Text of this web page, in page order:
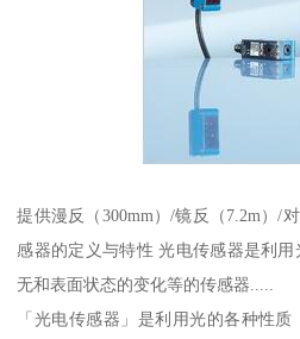
提供漫反（300mm）/镜反（7.2m）/
感器的定义与特性 光电传感器是利
无和表面状态的变化等的传感器.....
「光电传感器」是利用光的各种性